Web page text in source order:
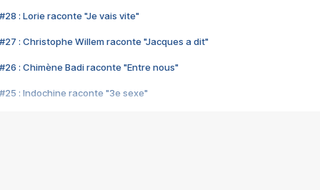
#28 : Lorie raconte "Je vais vite"
#27 : Christophe Willem raconte "Jacques a dit"
#26 : Chimène Badi raconte "Entre nous"
#25 : Indochine raconte "3e sexe"